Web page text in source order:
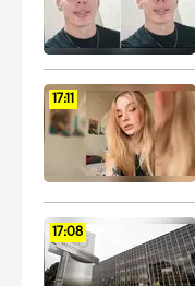
17:11
17:08